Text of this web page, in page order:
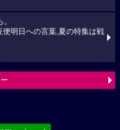
便明日への言葉,夏の特集は戦